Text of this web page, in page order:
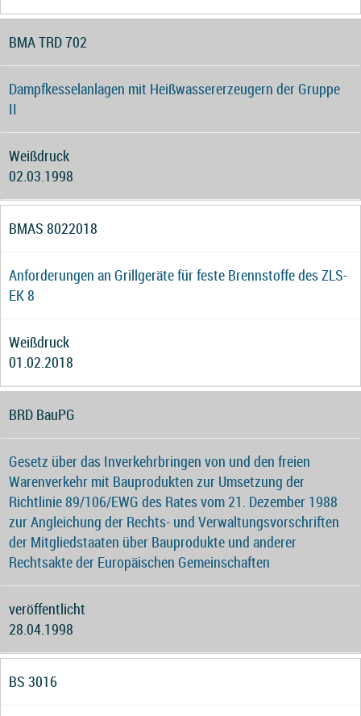
BMA TRD 702
Dampfkesselanlagen mit Heißwassererzeugern der Gruppe
II
Weißdruck
02.03.1998
BMAS 8022018
Anforderungen an Grillgeräte für feste Brennstoffe des ZLS-
EK 8
Weißdruck
01.02.2018
BRD BauPG
Gesetz über das Inverkehrbringen von und den freien
Warenverkehr mit Bauprodukten zur Umsetzung der
Richtlinie 89/106/EWG des Rates vom 21. Dezember 1988
zur Angleichung der Rechts- und Verwaltungsvorschriften
der Mitgliedstaaten über Bauprodukte und anderer
Rechtsakte der Europäischen Gemeinschaften
veröffentlicht
28.04.1998
BS 3016